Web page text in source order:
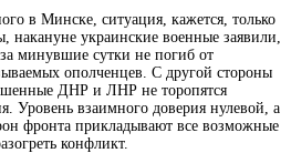
в Минске, ситуация, кажется, только
накануне украинские военные заявили,
минувшие сутки не погиб от
ополченцев. С другой стороны
ДНР и ЛНР не торопятся
Уровень взаимного доверия нулевой, а
фронта прикладывают все возможные
конфликт.